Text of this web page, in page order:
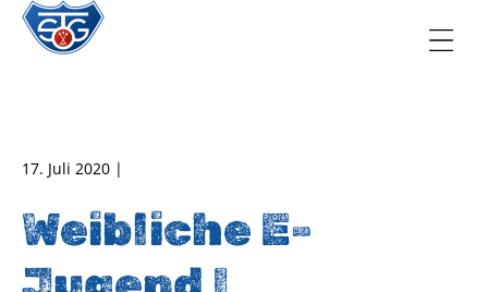
17. Juli 2020 |
Weibliche E-